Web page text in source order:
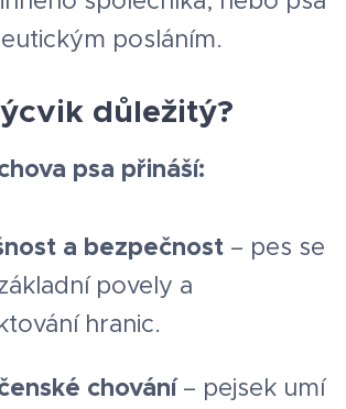
posláním.
důležitý?
psa přináší:
a bezpečnost – pes se
povely a
hranic.
chování– pejsek umí